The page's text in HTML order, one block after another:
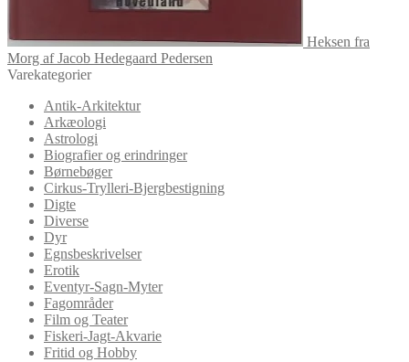
Heksen fra
Morg af Jacob Hedegaard Pedersen
Varekategorier
Antik-Arkitektur
Arkæologi
Astrologi
Biografier og erindringer
Børnebøger
Cirkus-Trylleri-Bjergbestigning
Digte
Diverse
Dyr
Egnsbeskrivelser
Erotik
Eventyr-Sagn-Myter
Fagområder
Film og Teater
Fiskeri-Jagt-Akvarie
Fritid og Hobby